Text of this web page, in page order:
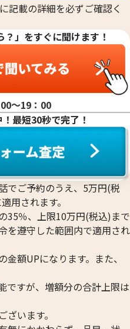
念プル
・3次
銀貨幣プルーフ貨
ASK
ック競
幣プル
円銀貨幣 プルーフ
記載の詳細を必ずご確認く
？」をすぐに聞けます！
〜19：00
最短30秒で完了！
でご予約のうえ、5万円(税
用されます。
35％、上限10万円(税込)まで
を遵守した範囲内で適用され
額UPになります。また、
ですが、増額分の合計上限は
います。